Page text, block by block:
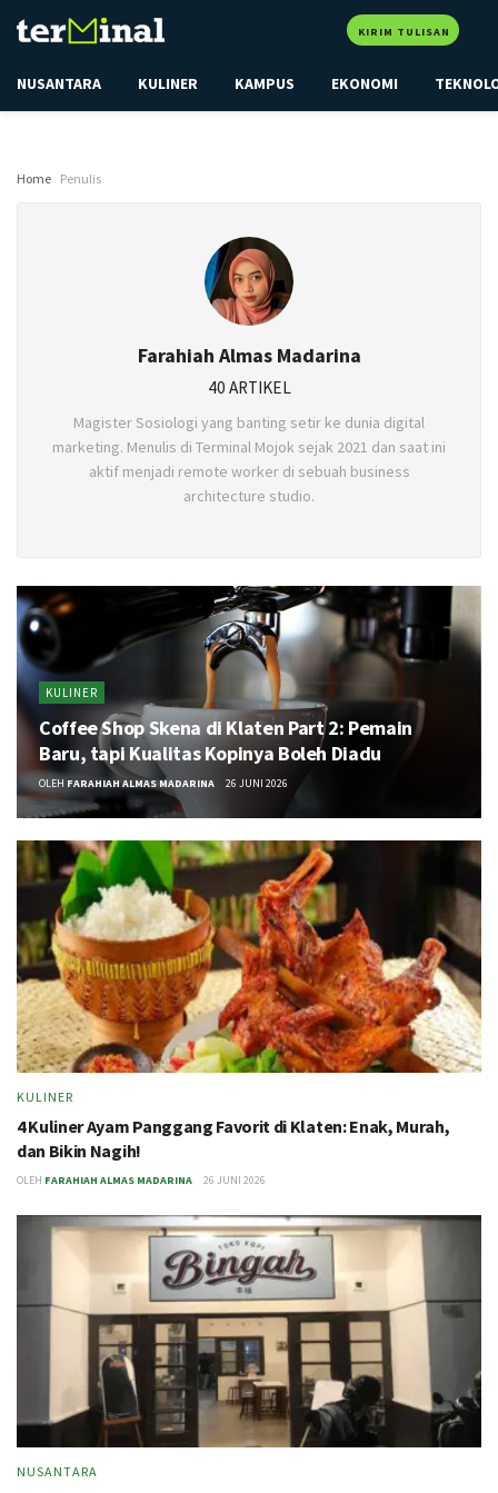
KIRIM TULISAN
NUSANTARA KULINER KAMPUS EKONOMI
Home Penulis
Farahiah Almas Madarina
40 ARTIKEL
Magister Sosiologi yang banting setir ke dunia digital
marketing. Menulis di Terminal Mojok sejak 2021 dan saat ini
aktif menjadi remote worker di sebuah business
architecture studio.
KULINER
Coffee Shop Skena di Klaten Part 2: Pemain
Baru, tapi Kualitas Kopinya Boleh Diadu
OLEH FARAHIAH ALMAS MADARINA 26 JUNI 2026
KULINER
4 Kuliner Ayam Panggang Favorit di Klaten: Enak, Murah,
dan Bikin Nagih!
OLEH FARAHIAH ALMAS MADARINA 26 JUNI 2026
NUSANTARA